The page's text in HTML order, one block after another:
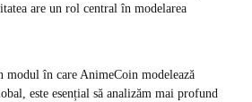
are un rol central în modelarea
modul în care AnimeCoin modelează
este esențial să analizăm mai profund